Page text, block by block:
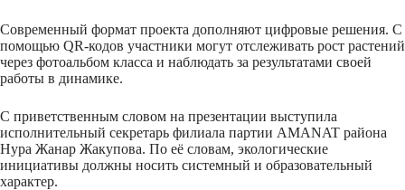
Современный формат проекта дополняют цифровые решения. С
помощью QR-кодов участники могут отслеживать рост растений
через фотоальбом класса и наблюдать за результатами своей
работы в динамике.
С приветственным словом на презентации выступила
исполнительный секретарь филиала партии AMANAT района
Нура Жанар Жакупова. По её словам, экологические
инициативы должны носить системный и образовательный
характер.